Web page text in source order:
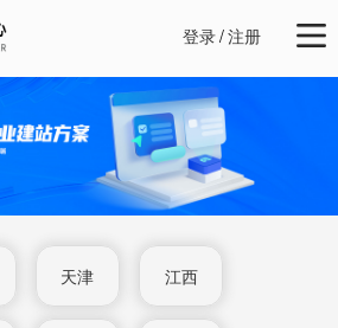
登录/注册
天津 江西